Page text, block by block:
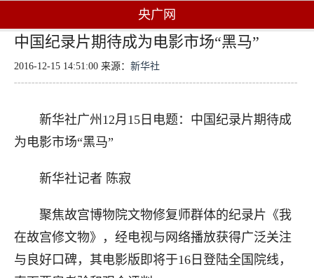
央广网
中国纪录片期待成为电影市场“黑马”
2016-12-15 14:51:00 来源： 新华社
新华社广州12月15日电题：中国纪录片期待成
为电影市场“黑马”
新华社记者 陈寂
聚焦故宫博物院文物修复师群体的纪录片《我
在故宫修文物》，经电视与网络播放获得广泛关注
与良好口碑，其电影版即将于16日登陆全国院线，